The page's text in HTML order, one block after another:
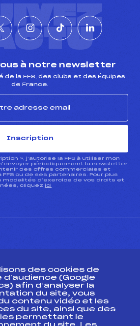
à notre newsletter
de la FFS, des clubs et des Équipes
de France.
Inscription
», j’autorise la FFS à utiliser mon
périodiquement la newsletter
des offres commerciales et
ou de ses partenaires. Pour plus
modalités d’exercice de vos droits et
cliquez ici
fédéral
des cookies de
d’audience (Google
afin d’analyser la
du site, vous
contenu vidéo et les
du site, ainsi que des
permettant le